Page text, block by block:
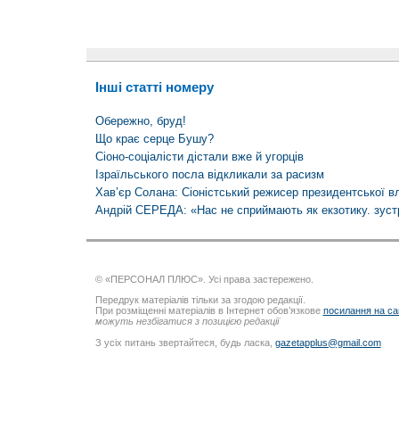
Інші статті номеру
Обережно, бруд!
Що крає серце Бушу?
Сіоно-соціалісти дістали вже й угорців
Ізраїльського посла відкликали за расизм
Хав’єр Солана: Сіоністський режисер президентської
Андрій СЕРЕДА: «Нас не сприймають як екзотику.
© «ПЕРСОНАЛ ПЛЮС». Усі права застережено.
Передрук матеріалів тільки за згодою редакції.
При розміщенні матеріалів в Інтернет обов’язкове посилання на
можуть незбігатися з позицією редакції
З усіх питань звертайтеся, будь ласка, gazetapplus@gmail.com